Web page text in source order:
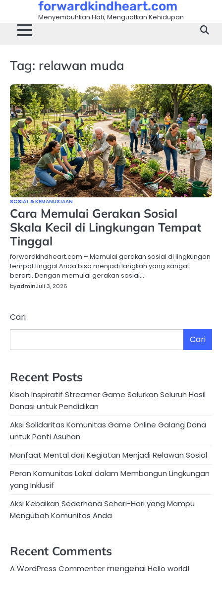
content
forwardkindheart.com
Menyembuhkan Hati, Menguatkan Kehidupan
Tag: relawan muda
SOSIAL & KEMANUSIAAN
Cara Memulai Gerakan Sosial
Skala Kecil di Lingkungan Tempat
Tinggal
forwardkindheart.com – Memulai gerakan sosial di lingkungan
tempat tinggal Anda bisa menjadi langkah yang sangat
berarti. Dengan memulai gerakan sosial,…
byadminJuli 3, 2026
Cari
Cari
Recent Posts
Kisah Inspiratif Streamer Game Salurkan Seluruh Hasil
Donasi untuk Pendidikan
Aksi Solidaritas Komunitas Game Online Galang Dana
untuk Panti Asuhan
Manfaat Mental dari Kegiatan Menjadi Relawan Sosial
Peran Komunitas Lokal dalam Membangun Lingkungan
yang Inklusif
Aksi Kebaikan Sederhana Sehari-Hari yang Mampu
Mengubah Komunitas Anda
Recent Comments
A WordPress Commenter mengenaiHello world!